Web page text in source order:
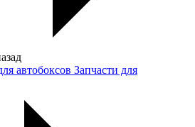
Запчасти для